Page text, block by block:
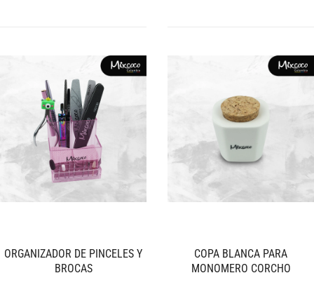
ORGANIZADOR DE PINCELES Y
BROCAS
COPA BLANCA PARA
MONOMERO CORCHO